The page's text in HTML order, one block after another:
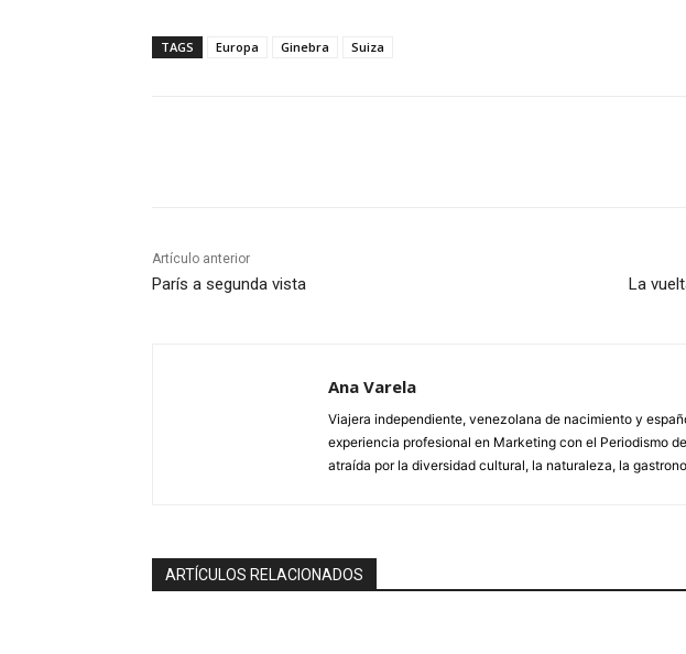
TAGS Europa Ginebra Suiza
Artículo anterior
París a segunda vista La
Ana Varela
Viajera independiente, venezolana de nacimiento y
experiencia profesional en Marketing con el Periodismo
atraída por la diversidad cultural, la naturaleza, la
ARTÍCULOS RELACIONADOS